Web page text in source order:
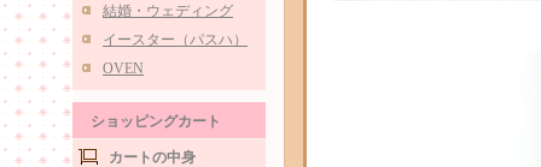
結婚・ウェディング
イースター（パスハ）
OVEN
ショッピングカート
カートの中身